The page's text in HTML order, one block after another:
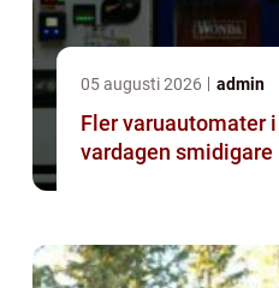
05 augusti 2026 admin
Fler varuautomater
vardagen smidigare